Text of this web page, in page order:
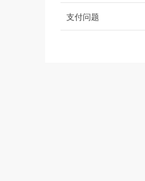
支付问题